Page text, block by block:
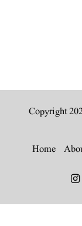
Home
Instagram